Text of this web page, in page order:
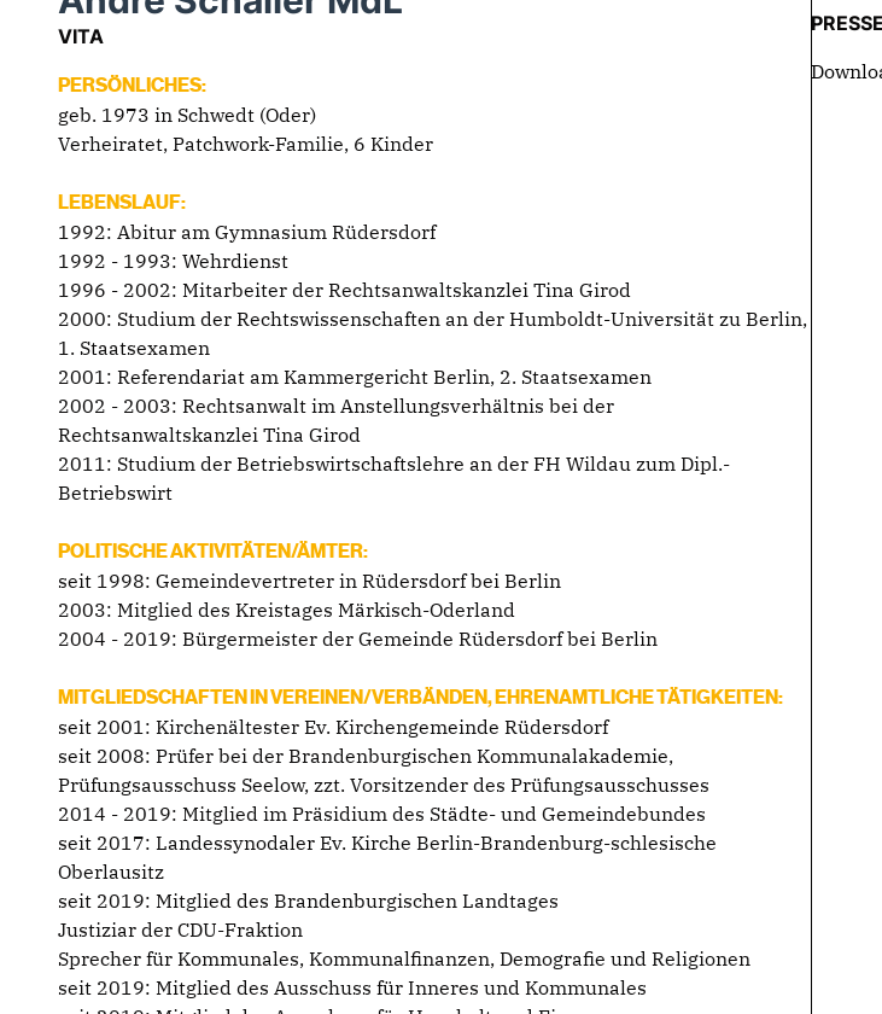
VITA
PERSÖNLICHES:
geb. 1973 in Schwedt (Oder)
Verheiratet, Patchwork-Familie, 6 Kinder
LEBENSLAUF:
1992: Abitur am Gymnasium Rüdersdorf
1992 - 1993: Wehrdienst
1996 - 2002: Mitarbeiter der Rechtsanwaltskanzlei Tina Girod
2000: Studium der Rechtswissenschaften an der Humboldt-Universität zu Berlin,
1. Staatsexamen
2001: Referendariat am Kammergericht Berlin, 2. Staatsexamen
2002 - 2003: Rechtsanwalt im Anstellungsverhältnis bei der
Rechtsanwaltskanzlei Tina Girod
2011: Studium der Betriebswirtschaftslehre an der FH Wildau zum Dipl.-
Betriebswirt
POLITISCHE AKTIVITÄTEN/ÄMTER:
seit 1998: Gemeindevertreter in Rüdersdorf bei Berlin
2003: Mitglied des Kreistages Märkisch-Oderland
2004 - 2019: Bürgermeister der Gemeinde Rüdersdorf bei Berlin
MITGLIEDSCHAFTEN IN VEREINEN/VERBÄNDEN, EHRENAMTLICHE TÄTIGKEITEN:
seit 2001: Kirchenältester Ev. Kirchengemeinde Rüdersdorf
seit 2008: Prüfer bei der Brandenburgischen Kommunalakademie,
Prüfungsausschuss Seelow, zzt. Vorsitzender des Prüfungsausschusses
2014 - 2019: Mitglied im Präsidium des Städte- und Gemeindebundes
seit 2017: Landessynodaler Ev. Kirche Berlin-Brandenburg-schlesische
Oberlausitz
seit 2019: Mitglied des Brandenburgischen Landtages
Justiziar der CDU-Fraktion
Sprecher für Kommunales, Kommunalfinanzen, Demografie und Religionen
seit 2019: Mitglied des Ausschuss für Inneres und Kommunales